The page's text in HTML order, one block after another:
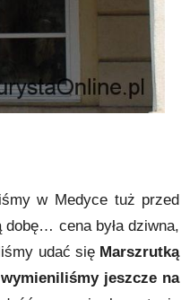
w Medyce tuż przed
dobę… cena była dziwna,
udać się Marszrutką
jeszcze na